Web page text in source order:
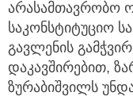
არასამთავრობო
საკონსტიტუციო
გავლენის
დაკავშირებით,
ზურაბიშვილს